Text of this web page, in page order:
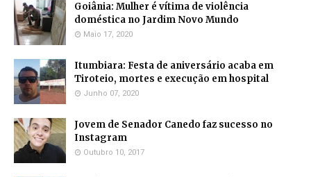
Goiânia: Mulher é vítima de violência
doméstica no Jardim Novo Mundo
Maio 17, 2020
Itumbiara: Festa de aniversário acaba em
Tiroteio, mortes e execução em hospital
Junho 07, 2020
Jovem de Senador Canedo faz sucesso no
Instagram
Outubro 10, 2017